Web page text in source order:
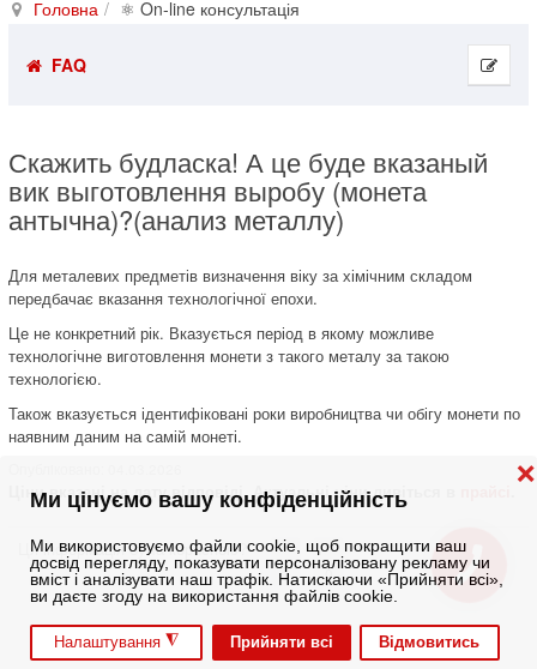
Ми цінуємо вашу конфіденційність
Ми використовуємо файли cookie, щоб покращити ваш
досвід перегляду, показувати персоналізовану рекламу чи
вміст і аналізувати наш трафік. Натискаючи «Прийняти всі»,
ви даєте згоду на використання файлів cookie.
Налаштування ◮ Прийняти всі Відмовитись
❌
Головна ⚛ On-line консультація
FAQ
Скажить будласка! А це буде вказаный
вик выготовлення выробу (монета
антычна)?(анализ металлу)
Для металевих предметів визначення віку за хімічним складом
передбачає вказання технологічної епохи.
Це не конкретний рік. Вказується період в якому можливе
технологічне виготовлення монети з такого металу за такою
технологією.
Також вказується ідентифіковані роки виробництва чи обігу монети по
наявним даним на самій монеті.
Ціни вказані на дату відповіді. Актуальні ціни дивіться в
Ця інформація була корисною?
1 0